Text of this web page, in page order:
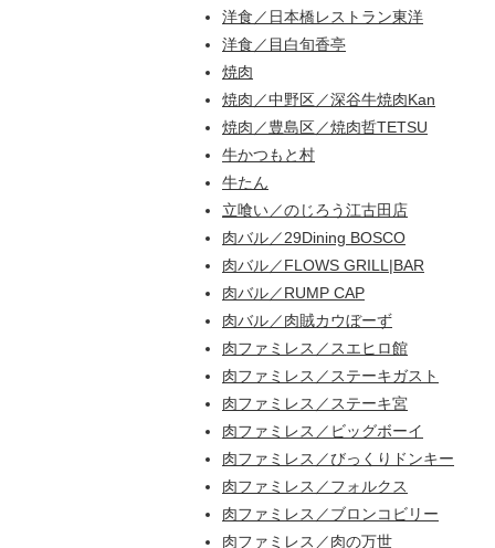
洋食／日本橋レストラン東洋
洋食／目白旬香亭
焼肉
焼肉／中野区／深谷牛焼肉Kan
焼肉／豊島区／焼肉哲TETSU
牛かつもと村
牛たん
立喰い／のじろう江古田店
肉バル／29Dining BOSCO
肉バル／FLOWS GRILL|BAR
肉バル／RUMP CAP
肉バル／肉賊カウぼーず
肉ファミレス／スエヒロ館
肉ファミレス／ステーキガスト
肉ファミレス／ステーキ宮
肉ファミレス／ビッグボーイ
肉ファミレス／びっくりドンキー
肉ファミレス／フォルクス
肉ファミレス／ブロンコビリー
肉ファミレス／肉の万世